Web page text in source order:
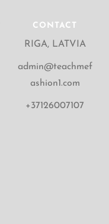
CONTACT
RIGA, LATVIA
admin@teachmef
ashion1.com
+37126007107